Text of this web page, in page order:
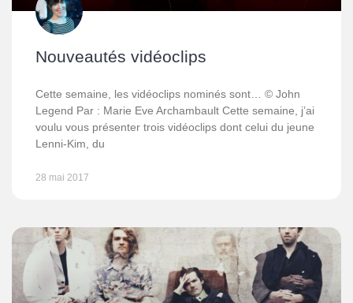
Nouveautés vidéoclips
Cette semaine, les vidéoclips nominés sont… © John
Legend Par : Marie Eve Archambault Cette semaine, j’ai
voulu vous présenter trois vidéoclips dont celui du jeune
Lenni-Kim, du
28 mai 2017